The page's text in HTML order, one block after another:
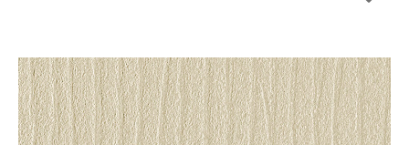
商品を探す
商品を探す トップ
壁紙
カタログ一覧